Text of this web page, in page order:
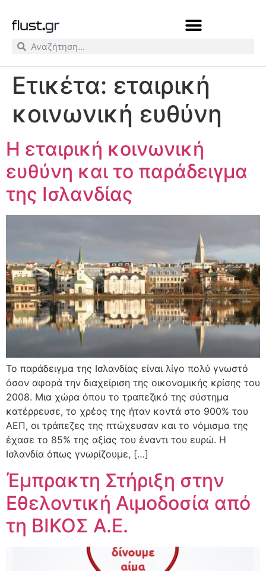
Ετικέτα: εταιρική
κοινωνική ευθύνη
Η εταιρική κοινωνική
ευθύνη και το παράδειγμα
της Ισλανδίας
Το παράδειγμα της Ισλανδίας είναι λίγο πολύ γνωστό
όσον αφορά την διαχείριση της οικονομικής κρίσης του
2008. Μια χώρα όπου το τραπεζικό της σύστημα
κατέρρευσε, το χρέος της ήταν κοντά στο 900% του
ΑΕΠ, οι τράπεζες της πτώχευσαν και το νόμισμα της
έχασε το 85% της αξίας του έναντι του ευρώ. Η
Ισλανδία όπως γνωρίζουμε, […]
Έμπρακτη Στήριξη στην
Εθελοντική Αιμοδοσία από
τη ΒΙΚΟΣ Α.Ε.